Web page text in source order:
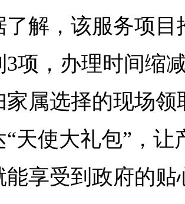
了解，该服务项目
3项，办理时间缩
家属选择的现场
“天使大礼包”，让
能享受到政府的贴